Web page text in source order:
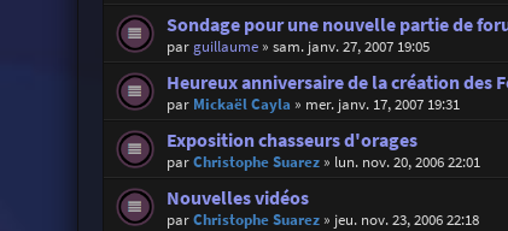
Sondage pour une nouvelle partie de
par guillaume» sam. janv. 27, 2007 19:05
Heureux anniversaire de la création des
par Mickaël Cayla » mer. janv. 17, 2007 19:31
Exposition chasseurs d'orages
parChristophe Suarez» lun. nov. 20, 2006 22:01
Nouvelles vidéos
parChristophe Suarez» jeu. nov. 23, 2006 22:18